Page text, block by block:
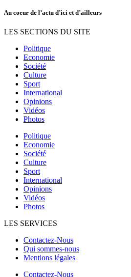
Au coeur de l’actu d’ici et d’ailleurs
LES SECTIONS DU SITE
Politique
Economie
Société
Culture
Sport
International
Opinions
Vidéos
Photos
Politique
Economie
Société
Culture
Sport
International
Opinions
Vidéos
Photos
LES SERVICES
Contactez-Nous
Qui sommes-nous
Mentions légales
Contactez-Nous